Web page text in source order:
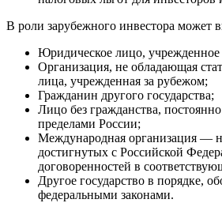
В роли зарубежного инвестора может
Юридическое лицо, учрежденное
Организация, не обладающая
лица, учрежденная за рубежом;
Гражданин другого государства;
Лицо без гражданства,
пределами России;
Международная организация —
достигнутых с Российской
договоренностей в
Другое государство в порядке,
федеральными законами.